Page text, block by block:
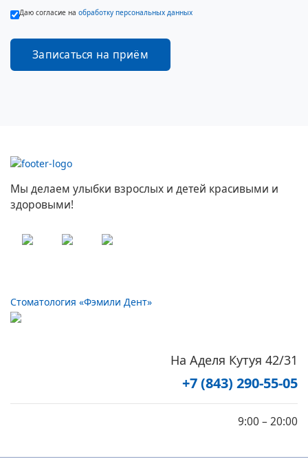
Даю согласие на обработку персональных данных
Мы делаем улыбки взрослых и детей красивыми и
здоровыми!
Стоматология «Фэмили Дент»
На Аделя Кутуя 42/31
+7 (843) 290-55-05
9:00 – 20:00